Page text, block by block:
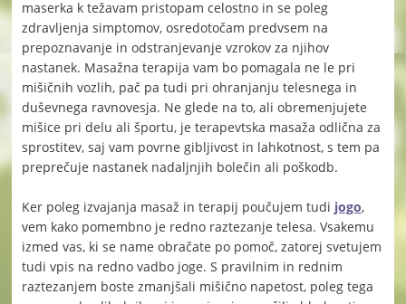
maserka k težavam pristopam celostno in se poleg
zdravljenja simptomov, osredotočam predvsem na
prepoznavanje in odstranjevanje vzrokov za njihov
nastanek. Masažna terapija vam bo pomagala ne le pri
mišičnih vozlih, pač pa tudi pri ohranjanju telesnega in
duševnega ravnovesja. Ne glede na to, ali obremenjujete
mišice pri delu ali športu, je terapevtska masaža odlična za
sprostitev, saj vam povrne gibljivost in lahkotnost, s tem pa
preprečuje nastanek nadaljnjih bolečin ali poškodb.
Ker poleg izvajanja masaž in terapij poučujem tudi jogo,
vem kako pomembno je redno raztezanje telesa. Vsakemu
izmed vas, ki se name obračate po pomoč, zatorej svetujem
tudi vpis na redno vadbo joge. S pravilnim in rednim
raztezanjem boste zmanjšali mišično napetost, poleg tega